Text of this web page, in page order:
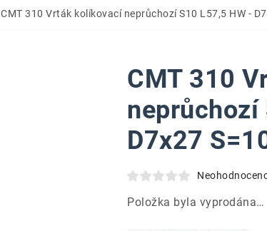
CMT 310 Vrták kolíkovací neprůchozí S10 L57,5 HW -
CMT 310
neprůchozí
D7x27
Položka byla vyprodána…